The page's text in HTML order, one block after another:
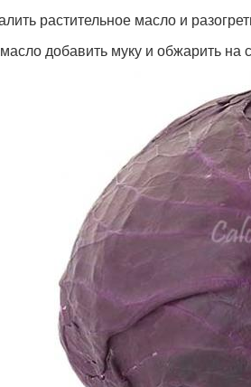
растительное масло и
добавить муку и обжарить на